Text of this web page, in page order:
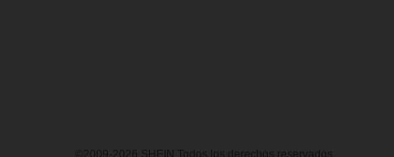
©2009-2026 SHEIN Todos los derechos reservados